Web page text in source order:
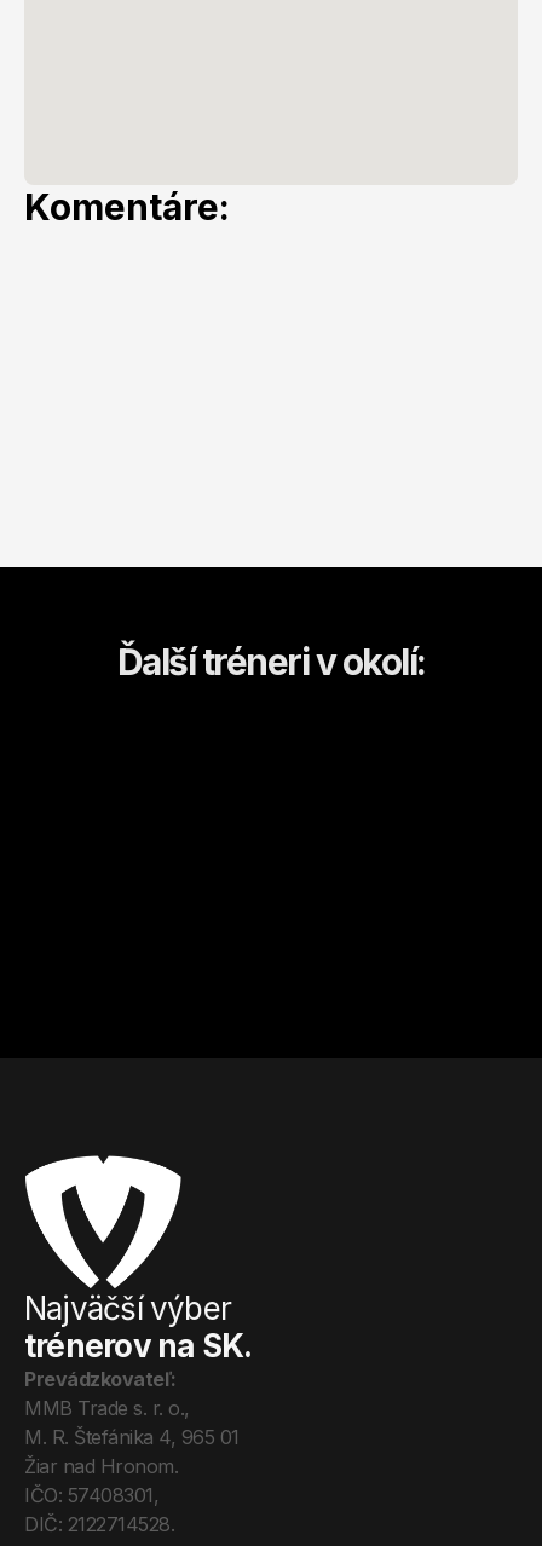
Komentáre:
Ďalší tréneri v okolí:
Najväčší výber
trénerov na SK.
Prevádzkovateľ:
MMB Trade s. r. o.,
M. R. Štefánika 4, 965 01
Žiar nad Hronom.
IČO: 57408301,
DIČ: 2122714528.